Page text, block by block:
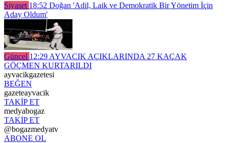
Siyaset 18:52 Doğan 'Adil, Laik ve Demokratik Bir Yönetim İçin
Aday Oldum'
Güncel 12:29 AYVACIK AÇIKLARINDA 27 KAÇAK
GÖÇMEN KURTARILDI
ayvacikgazetesi
BEĞEN
gazeteayvacik
TAKİP ET
medyabogaz
TAKİP ET
@bogazmedyatv
ABONE OL